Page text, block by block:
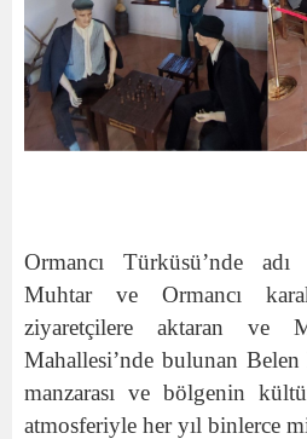
Ormancı Türküsü’nde
Muhtar ve Ormancı
ziyaretçilere aktaran ve
Mahallesi’nde bulunan
manzarası ve bölgenin
atmosferiyle her yıl binlerce